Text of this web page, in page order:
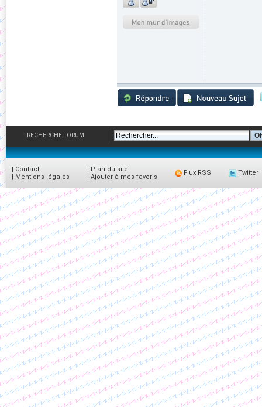
RECHERCHE FORUM
| Contact
| Mentions légales
| Plan du site
| Ajouter à mes favoris
Flux RSS Twitter